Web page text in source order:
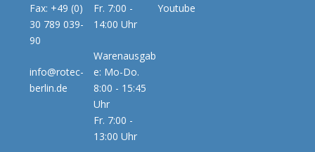
Fax: +49 (0)
30 789 039-
90
info@rotec-
berlin.de
Fr. 7:00 -
14:00 Uhr
Warenausgab
e: Mo-Do.
8:00 - 15:45
Uhr
Fr. 7:00 -
13:00 Uhr
Youtube